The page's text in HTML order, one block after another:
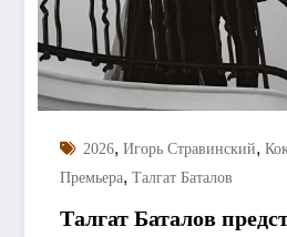
2026, Игорь Стравинский,
Премьера, Талгат Баталов
Талгат Баталов